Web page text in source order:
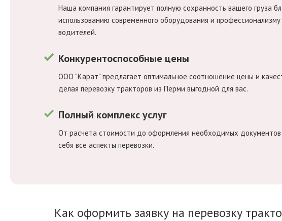
Наша компания гарантирует полную сохранность вашего груза
использованию современного оборудования и
водителей.
Конкурентоспособные цены
ООО "Карат" предлагает оптимальное соотношение цены и
делая перевозку тракторов из Перми выгодной для вас.
Полный комплекс услуг
От расчета стоимости до оформления необходимых
себя все аспекты перевозки.
Как оформить заявку на перевозку